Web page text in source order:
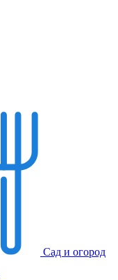
Сад и огород